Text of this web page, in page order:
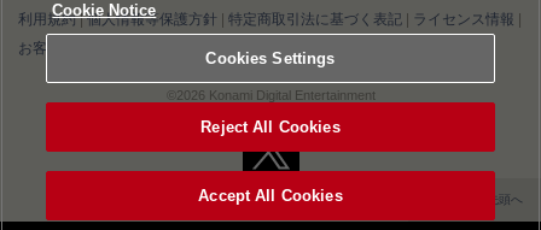
利用規約|個人情報等保護方針 特定商取引法に基づく表記 ライセンス情報
お客様情報の外部送信について
Cookies Settings
©2026 Konami Digital Entertainment
▲ページの先頭へ
Cookie Notice
Cookies Settings
Reject All Cookies
Accept All Cookies